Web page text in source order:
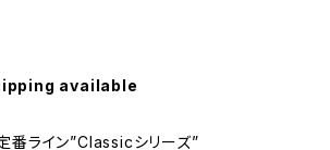
available
ライン”Classicシリーズ”